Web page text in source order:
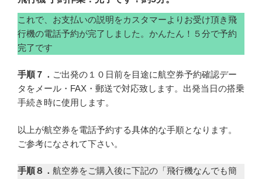
これで、お支払いの説明をカスタマーよりお受け頂き飛
行機の電話予約が完了しました。かんたん！５分で予約
完了です
手順７． ご出発の１０日前を目途に航空券予約確認デー
タをメール・FAX・郵送で対応致します。出発当日の搭乗
手続き時に使用します。
以上が航空券を電話予約する具体的な手順となります。
ご参考になされて下さい。
手順８． 航空券をご購入後に下記の「飛行機なんでも簡